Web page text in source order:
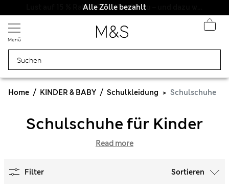
Alle Zölle bezahlt
Menü
Home KINDER & BABY Schulkleidung Schulschuhe
Schulschuhe für Kinder
Read more
Filter Sortieren